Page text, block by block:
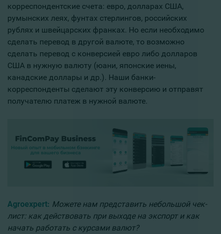
корреспондентские счета: евро, долларах США,
румынских леях, фунтах стерлингов, российских
рублях и швейцарских франках. Но если необходимо
сделать перевод в другой валюте, то возможно
сделать перевод с конверсией евро либо долларов
США в нужную валюту (юани, японские иены,
канадские доллары и др.). Наши банки-
корреспонденты сделают эту конверсию и отправят
получателю платеж в нужной валюте.
Agroexpert: Можете нам представить небольшой чек-
лист: как действовать при выходе на экспорт и как
начать работать с курсами валют?